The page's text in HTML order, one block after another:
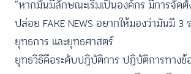
“หากมันมีลักษณะเริ่มเป็นองค์กร มีการจัดตั้
ปล่อย FAKE NEWS อยากให้มองว่ามันมี 3
ยุทธการ และยุทธศาสตร์
ยุทธวิธีคือระดับปฏิบัติการ ปฏิบัติการทางข้